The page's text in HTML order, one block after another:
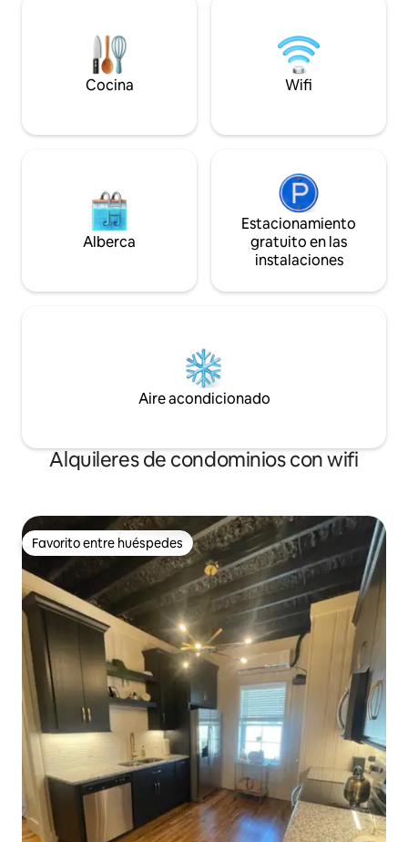
envolvente con vistas al río. Gran
entrada de hormigón. NO se permiten
fiestas, grandes reuniones ni FUMAR.
¡ESCALERAS! Mira las fotos como
Cocina Wifi
Alberca
Estacionamiento
gratuito en las
instalaciones
Aire acondicionado
Alquileres de condominios con wifi
Favorito entre huéspedes
Favorito entre huéspedes